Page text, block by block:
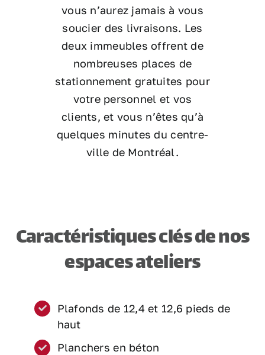
vous n’aurez jamais à vous
soucier des livraisons. Les
deux immeubles offrent de
nombreuses places de
stationnement gratuites pour
votre personnel et vos
clients, et vous n’êtes qu’à
quelques minutes du centre-
ville de Montréal.
Caractéristiques clés de nos
espaces ateliers
Plafonds de 12,4 et 12,6 pieds de
haut
Planchers en béton